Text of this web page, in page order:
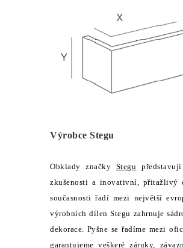
Výrobce Stegu
Obklady značky Stegu
zkušenosti a inovativní, přitažlivý
současnosti řadí mezi největší
výrobních dílen Stegu zahrnuje
dekorace. Pyšne se řadíme mezi
garantujeme veškeré záruky,